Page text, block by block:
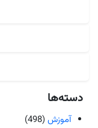
دسته‌ها
آموزش (498)